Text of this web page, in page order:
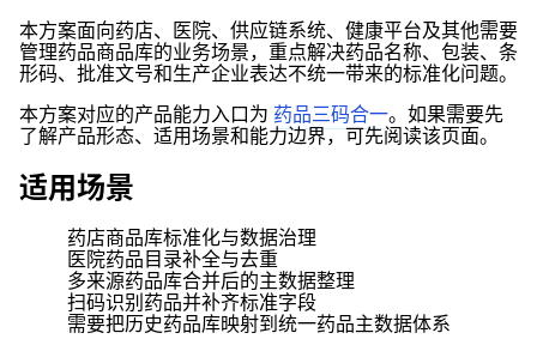
本方案面向药店、医院、供应链系统、健康平台及其他需要
管理药品商品库的业务场景，重点解决药品名称、包装、条
形码、批准文号和生产企业表达不统一带来的标准化问题。
本方案对应的产品能力入口为 药品三码合一。如果需要先
了解产品形态、适用场景和能力边界，可先阅读该页面。
适用场景
药店商品库标准化与数据治理
医院药品目录补全与去重
多来源药品库合并后的主数据整理
扫码识别药品并补齐标准字段
需要把历史药品库映射到统一药品主数据体系